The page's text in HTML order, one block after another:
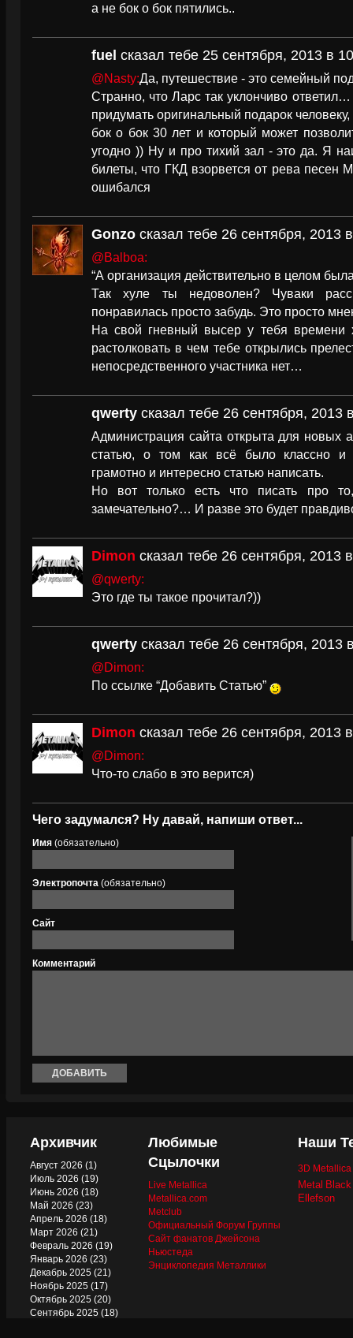
а не бок о бок пятились..
fuel сказал тебе 25 сентября, 2013 в
@Nasty:Да, путешествие - это семейный
Странно, что Ларс так уклончиво
придумать оригинальный подарок
бок о бок 30 лет и который может
угодно )) Ну и про тихий зал - это да. Я
билеты, что ГКД взорвется от рева песен
ошибался
Gonzo сказал тебе 26 сентября, 2013
@Balboa:
“А организация действительно в целом
Так хуле ты недоволен? Чуваки
понравилась просто забудь. Это просто
На свой гневный высер у тебя времени
растолковать в чем тебе открылись
непосредственного участника нет…
qwerty сказал тебе 26 сентября, 2013
Администрация сайта открыта для новых
статью, о том как всё было классно и
грамотно и интересно статью написать.
Но вот только есть что писать про
замечательно?… И разве это будет
Dimon сказал тебе 26 сентября, 2013
@qwerty:
Это где ты такое прочитал?))
qwerty сказал тебе 26 сентября, 2013
@Dimon:
По ссылке “Добавить Статью”
Dimon сказал тебе 26 сентября, 2013
@Dimon:
Что-то слабо в это верится)
Чего задумался? Ну давай, напиши ответ...
Имя (обязательно)
Электропочта (обязательно)
Сайт
Комментарий
Архивчик
Август 2026 (1)
Июль 2026 (19)
Июнь 2026 (18)
Май 2026 (23)
Апрель 2026 (18)
Март 2026 (21)
Февраль 2026 (19)
Январь 2026 (23)
Декабрь 2025 (21)
Ноябрь 2025 (17)
Октябрь 2025 (20)
Сентябрь 2025 (18)
Любимые
Сцылочки
Live Metallica
Metallica.com
Metclub
Официальный Форум Группы
Сайт фанатов Джейсона
Ньюстеда
Энциклопедия Металлики
Наши
3D
Metal
Ellefson